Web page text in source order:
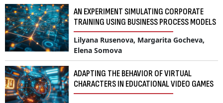
AN EXPERIMENT SIMULATING CORPORATE
TRAINING USING BUSINESS PROCESS MODELS
Lilyana Rusenova, Margarita Gocheva,
Elena Somova
ADAPTING THE BEHAVIOR OF VIRTUAL
CHARACTERS IN EDUCATIONAL VIDEO GAMES